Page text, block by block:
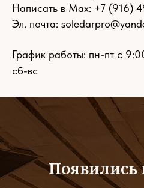
Написать в Max: +7 (916)
Эл. почта:
График работы: пн-пт с
сб-вс
Появились